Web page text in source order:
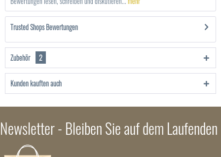
Trusted Shops Bewertungen
Zubehör 2
Kunden kauften auch
Newsletter - Bleiben Sie auf dem Laufenden